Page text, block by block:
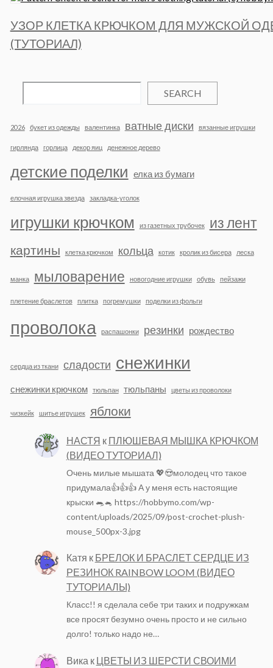
УЗОР КЛЕТКА КРЮЧКОМ ДЛЯ МУЖСКОЙ
(ТУТОРИАЛ)
SEARCH
2026 букет из одежды валентинка ватные диски вязанные игрушки
гирлянда горлица декор яиц денежное дерево
детские поделки елка из бумаги
елочная игрушка звезда закладка-уголок
игрушки крючком из газетных трубочек из лент
картины клетка крючком кольца котик кролик из бисера леска
манка мыловарение новогодние игрушки обувь пейзажи
плетение браслетов плитка погремушки поделки из фольги
проволока распашонки резинки рождество
сердца из ткани сладости снежинки
снежинки крючком тюльпан тюльпаны цветы из проволоки
чизкейк шитье игрушек яблоки
НАСТЯ к ПЛЮШЕВАЯ МЫШКА КРЮЧКОМ
(ВИДЕО ТУТОРИАЛ)
Очень милые мышата 💖😍молодец что такое
придумала👍👍👍 А у меня есть настоящие
крыски 🐀🐁 https://hobbymo.com/wp-
content/uploads/2025/09/post-crochet-plush-
mouse_500px-3.jpg
Катя к БРЕЛОК И БРАСЛЕТ СЕРДЦЕ ИЗ
РЕЗИНОК RAINBOW LOOM (ВИДЕО
ТУТОРИАЛЫ)
Класс!! я сделала себе три таких и подружкам
все просят безумно очень просто и не сильно
долго! только надо не…
Вика к ЦВЕТЫ ИЗ ШЕРСТИ СВОИМИ